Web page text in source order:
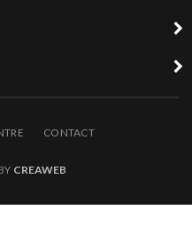
CONTACT
CREAWEB